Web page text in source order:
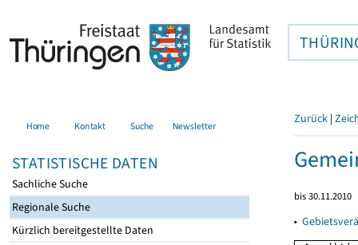
Home Kontakt Suche Newsletter
STATISTISCHE DATEN
Sachliche Suche
Regionale Suche
Kürzlich bereitgestellte Daten
Zurück |
bis 30.11.2010
▸